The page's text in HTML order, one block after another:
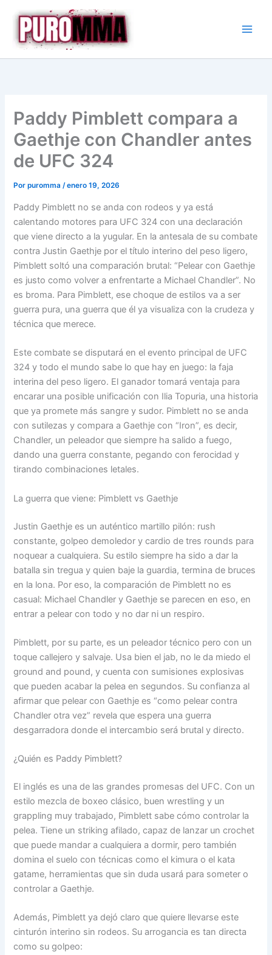
contenido
Paddy Pimblett compara a
Gaethje con Chandler antes
de UFC 324
Porpuromma/enero 19, 2026
Paddy Pimblett no se anda con rodeos y ya está
calentando motores para UFC 324 con una declaración
que viene directo a la yugular. En la antesala de su combate
contra Justin Gaethje por el título interino del peso ligero,
Pimblett soltó una comparación brutal: “Pelear con Gaethje
es justo como volver a enfrentarte a Michael Chandler”. No
es broma. Para Pimblett, ese choque de estilos va a ser
guerra pura, una guerra que él ya visualiza con la crudeza y
técnica que merece.
Este combate se disputará en el evento principal de UFC
324 y todo el mundo sabe lo que hay en juego: la faja
interina del peso ligero. El ganador tomará ventaja para
encarar una posible unificación con Ilia Topuria, una historia
que ya promete más sangre y sudor. Pimblett no se anda
con sutilezas y compara a Gaethje con “Iron”, es decir,
Chandler, un peleador que siempre ha salido a fuego,
dando una guerra constante, pegando con ferocidad y
tirando combinaciones letales.
La guerra que viene: Pimblett vs Gaethje
Justin Gaethje es un auténtico martillo pilón: rush
constante, golpeo demoledor y cardio de tres rounds para
noquear a cualquiera. Su estilo siempre ha sido a dar la
batalla sin tregua y quien baje la guardia, termina de bruces
en la lona. Por eso, la comparación de Pimblett no es
casual: Michael Chandler y Gaethje se parecen en eso, en
entrar a pelear con todo y no dar ni un respiro.
Pimblett, por su parte, es un peleador técnico pero con un
toque callejero y salvaje. Usa bien el jab, no le da miedo el
ground and pound, y cuenta con sumisiones explosivas
que pueden acabar la pelea en segundos. Su confianza al
afirmar que pelear con Gaethje es “como pelear contra
Chandler otra vez” revela que espera una guerra
desgarradora donde el intercambio será brutal y directo.
¿Quién es Paddy Pimblett?
El inglés es una de las grandes promesas del UFC. Con un
estilo mezcla de boxeo clásico, buen wrestling y un
grappling muy trabajado, Pimblett sabe cómo controlar la
pelea. Tiene un striking afilado, capaz de lanzar un crochet
que puede mandar a cualquiera a dormir, pero también
domina el suelo con técnicas como el kimura o el kata
gatame, herramientas que sin duda usará para someter o
controlar a Gaethje.
Además, Pimblett ya dejó claro que quiere llevarse este
cinturón interino sin rodeos. Su arrogancia es tan directa
como su golpeo: